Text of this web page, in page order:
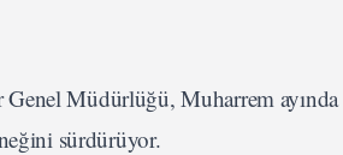
Genel Müdürlüğü, Muharrem
sürdürüyor.